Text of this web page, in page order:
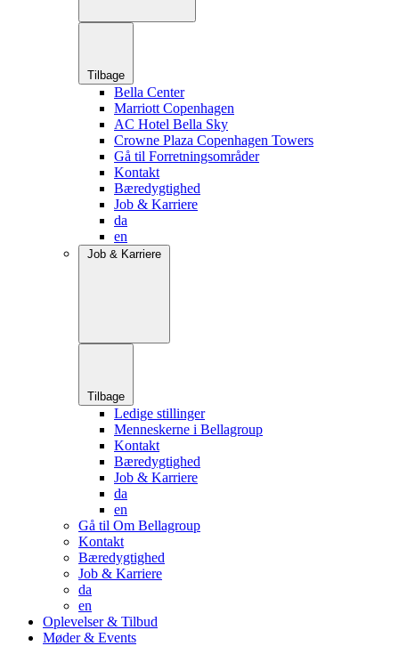
Tilbage
Bella Center
Marriott Copenhagen
AC Hotel Bella Sky
Crowne Plaza Copenhagen Towers
Gå til Forretningsområder
Kontakt
Bæredygtighed
Job & Karriere
da
en
Job & Karriere
Tilbage
Ledige stillinger
Menneskerne i Bellagroup
Kontakt
Bæredygtighed
Job & Karriere
da
en
Gå til Om Bellagroup
Kontakt
Bæredygtighed
Job & Karriere
da
en
Oplevelser & Tilbud
Møder & Events